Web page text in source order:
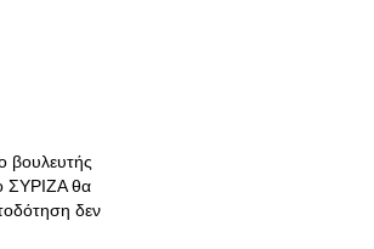
βουλευτής
ΣΥΡΙΖΑ θα
δεν